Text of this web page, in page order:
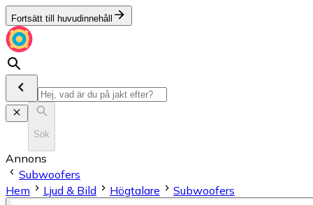
Fortsätt till huvudinnehåll
Sök
Annons
Subwoofers
Hem
Ljud & Bild Högtalare Subwoofers